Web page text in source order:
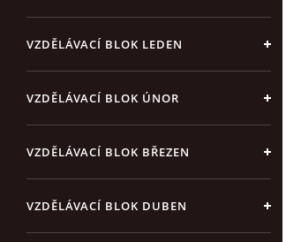
VZDĚLÁVACÍ BLOK LEDEN
VZDĚLÁVACÍ BLOK ÚNOR
VZDĚLÁVACÍ BLOK BŘEZEN
VZDĚLÁVACÍ BLOK DUBEN